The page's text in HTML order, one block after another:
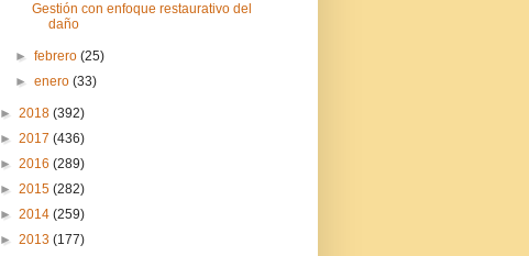
Gestión con enfoque restaurativo del
daño
►febrero(25)
►enero(33)
► 2018 (392)
► 2017 (436)
► 2016 (289)
► 2015 (282)
► 2014 (259)
► 2013 (177)